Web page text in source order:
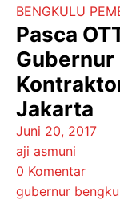
BENGKULU
Pasca
Gubernur
Jakarta
Juni 20, 2017
aji asmuni
0 Komentar
gubernur